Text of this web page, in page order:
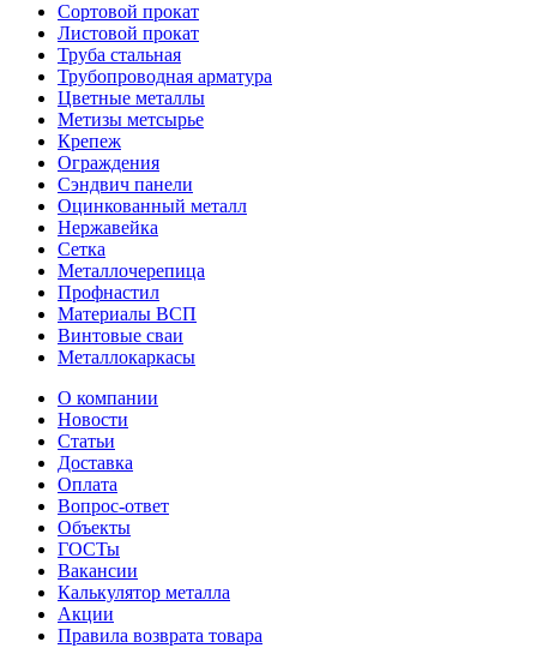
Сортовой прокат
Листовой прокат
Труба стальная
Трубопроводная арматура
Цветные металлы
Метизы метсырье
Крепеж
Ограждения
Сэндвич панели
Оцинкованный металл
Нержавейка
Сетка
Металлочерепица
Профнастил
Материалы ВСП
Винтовые сваи
Металлокаркасы
О компании
Новости
Статьи
Доставка
Оплата
Вопрос-ответ
Объекты
ГОСТы
Вакансии
Калькулятор металла
Акции
Правила возврата товара